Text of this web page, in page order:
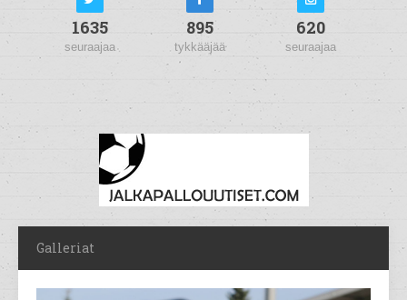
1635
seuraajaa
895
tykkääjää
620
seuraajaa
Galleriat